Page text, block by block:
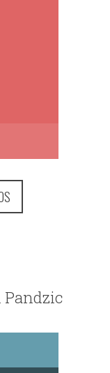
Pandzic